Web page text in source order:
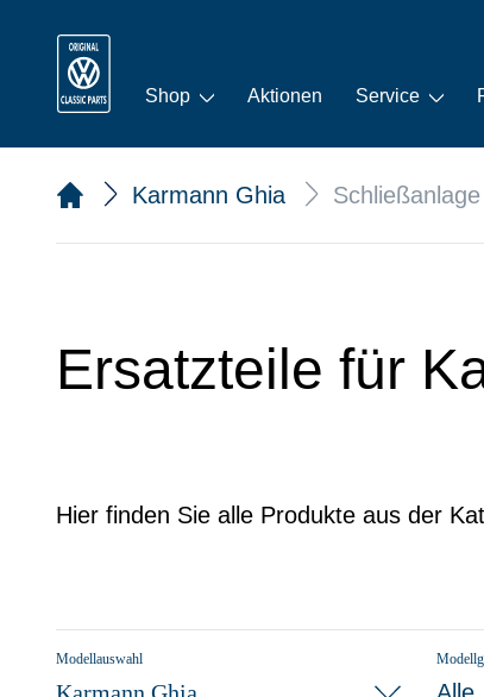
Shop Aktionen Service
Karmann Ghia Schließanlage
Ersatzteile für
Hier finden Sie alle Produkte aus der
Modellauswahl